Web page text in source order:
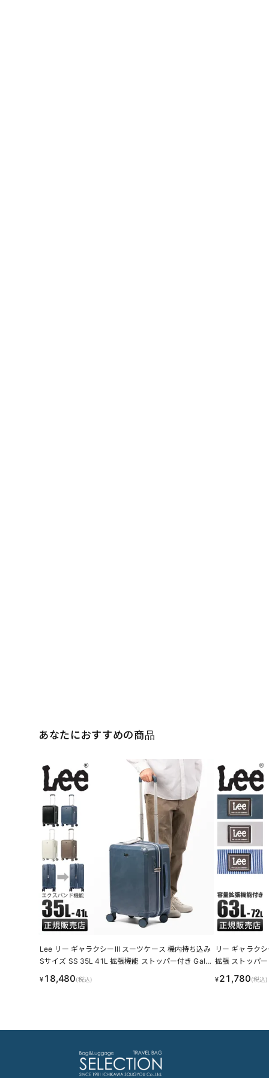
あなたにおすすめの商品
Lee リー ギャラクシーIII スーツケース 機内持ち込み
Sサイズ SS 35L 41L 拡張機能 ストッパー付き Gala
xy3 320-9040 キャリーケース LINECPN
¥ 18,480(税込)
リー ギャラク
拡張 ストッパ
71 LINECPN
¥21,780(税込)